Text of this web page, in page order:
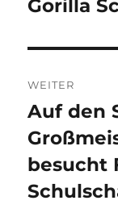
Beitrag:
Gorilla
WEITER
Nächster
Beitrag:
Auf den
besucht